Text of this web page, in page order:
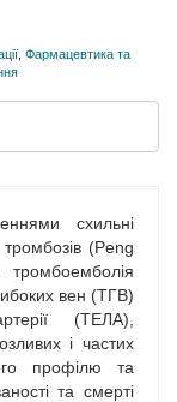
Фармацевтика та
схильні
тромбозів (Peng
вен (ТГВ)
(ТЕЛА),
і частих
профілю та
та смерті